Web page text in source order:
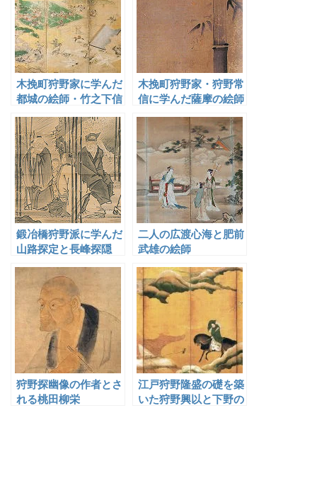
木挽町狩野家に学んだ
都城の絵師・竹之下信
成
木挽町狩野家・狩野常
信に学んだ薩摩の絵師
鍛冶橋狩野派に学んだ
山路探定と長峰探隠
二人の広渡心海と肥前
武雄の絵師
狩野探幽像の作者とさ
れる桃田柳栄
江戸狩野隆盛の礎を築
いた狩野興以と下野の